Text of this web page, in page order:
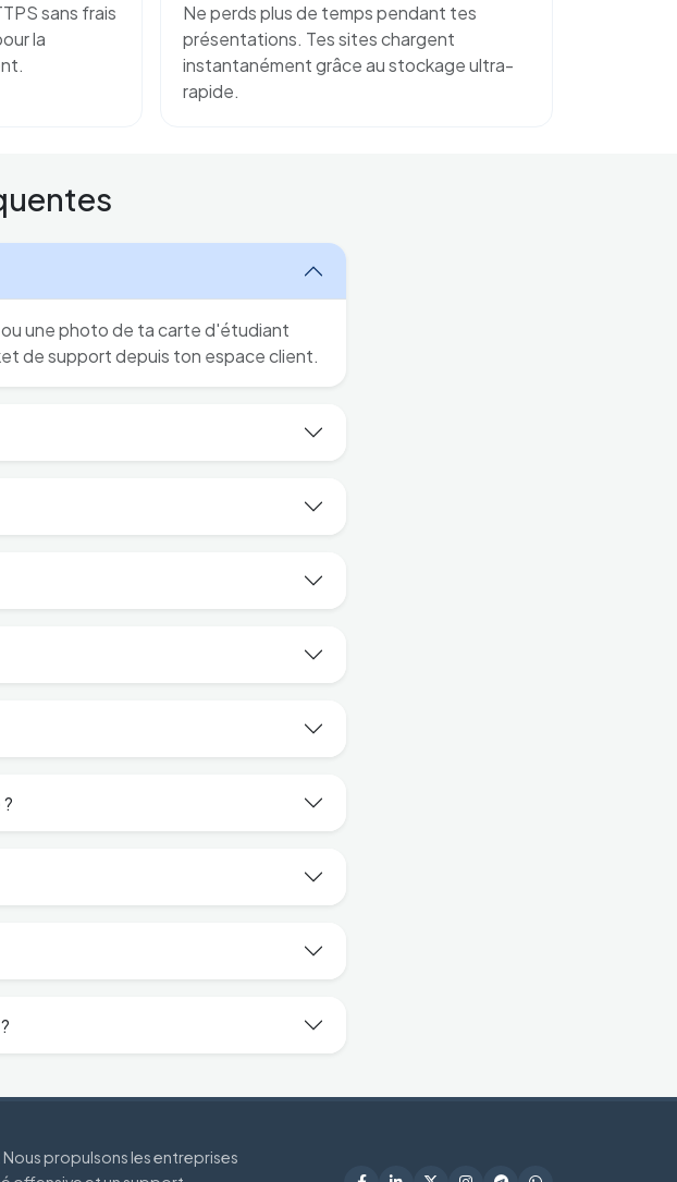
sans frais
la
Ne perds plus de temps pendant tes
présentations. Tes sites chargent
instantanément grâce au stockage ultra-
rapide.
une photo de ta carte d'étudiant
de support depuis ton espace client.
propulsons les entreprises